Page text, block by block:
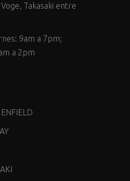
Takasaki entre
9am a 7pm;
a 2pm